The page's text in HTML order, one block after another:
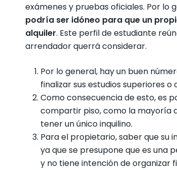
exámenes y pruebas oficiales. Por lo
podría ser idóneo para que un
alquiler. Este perfil de estudiante
arrendador querrá considerar.
Por lo general, hay un buen
finalizar sus estudios superiores
Como consecuencia de esto, es
compartir piso, como la mayoría
tener un único inquilino.
Para el propietario, saber que su
ya que se presupone que es una
y no tiene intención de organizar